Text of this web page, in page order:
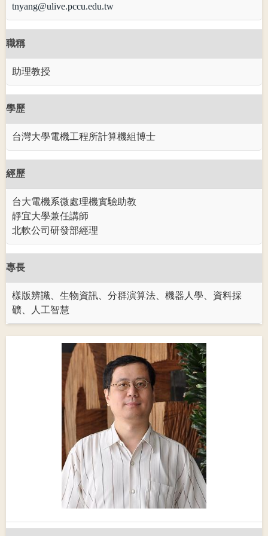
tnyang@ulive.pccu.edu.tw
職稱
助理教授
學歷
台灣大學電機工程所計算機組博士
經歷
台大電機系微處理機實驗助教
靜宜大學兼任講師
北軟公司研發部經理
專長
樣版辨識、生物資訊、分群演算法、機器人學、資料採
礦、人工智慧